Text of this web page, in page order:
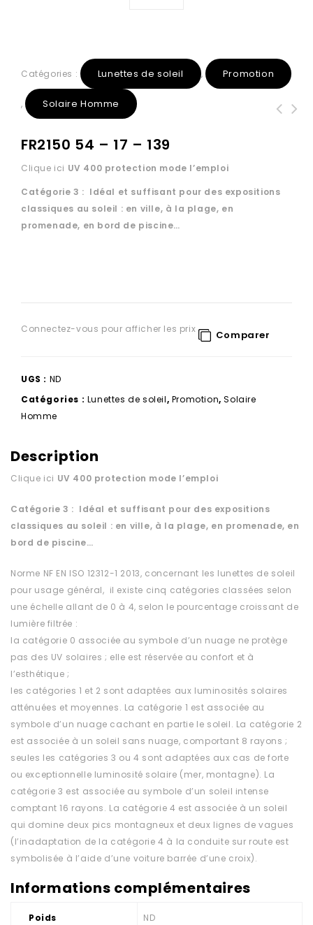
Catégories : Lunettes de soleil , Promotion
, Solaire Homme
FR2150 54 – 17 – 139
Clique ici UV 400 protection mode l’emploi
Catégorie 3 : Idéal et suffisant pour des expositions
classiques au soleil : en ville, à la plage, en
promenade, en bord de piscine…
Connectez-vous pour afficher les prix Comparer
UGS : ND
Catégories : Lunettes de soleil, Promotion,Solaire
Homme
Description
Clique ici UV 400 protection mode l’emploi
Catégorie 3 : Idéal et suffisant pour des expositions
classiques au soleil : en ville, à la plage, en promenade, en
bord de piscine…
Norme NF EN ISO 12312-1 2013, concernant les lunettes de soleil
pour usage général, il existe cinq catégories classées selon
une échelle allant de 0 à 4, selon le pourcentage croissant de
lumière filtrée :
la catégorie 0 associée au symbole d’un nuage ne protège
pas des UV solaires ; elle est réservée au confort et à
l’esthétique ;
les catégories 1 et 2 sont adaptées aux luminosités solaires
atténuées et moyennes. La catégorie 1 est associée au
symbole d’un nuage cachant en partie le soleil. La catégorie 2
est associée à un soleil sans nuage, comportant 8 rayons ;
seules les catégories 3 ou 4 sont adaptées aux cas de forte
ou exceptionnelle luminosité solaire (mer, montagne). La
catégorie 3 est associée au symbole d’un soleil intense
comptant 16 rayons. La catégorie 4 est associée à un soleil
qui domine deux pics montagneux et deux lignes de vagues
(l’inadaptation de la catégorie 4 à la conduite sur route est
symbolisée à l’aide d’une voiture barrée d’une croix).
Informations complémentaires
Poids ND